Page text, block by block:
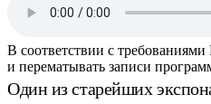
В соответствии с требованиями
и перематывать записи
Один из старейших